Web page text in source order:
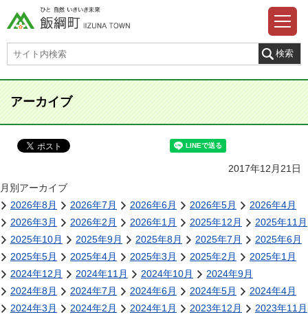
アーカイブ
2017年12月21日
月別アーカイブ
2026年8月
2026年7月 2026年6月 2026年5月
2026年4月
2026年3月
2026年2月 2026年1月 2025年12月
2025年11月
2025年10月
2025年9月 2025年8月 2025年7月
2025年6月
2025年5月
2025年4月 2025年3月 2025年2月
2025年1月
2024年12月
2024年11月 2024年10月
2024年9月
2024年8月
2024年7月 2024年6月 2024年5月
2024年4月
2024年3月
2024年2月 2024年1月 2023年12月
2023年11月